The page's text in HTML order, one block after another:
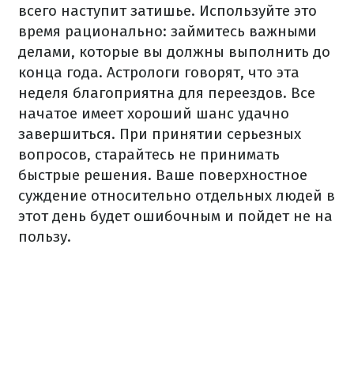
всего наступит затишье. Используйте это
время рационально: займитесь важными
делами, которые вы должны выполнить до
конца года. Астрологи говорят, что эта
неделя благоприятна для переездов. Все
начатое имеет хороший шанс удачно
завершиться. При принятии серьезных
вопросов, старайтесь не принимать
быстрые решения. Ваше поверхностное
суждение относительно отдельных людей в
этот день будет ошибочным и пойдет не на
пользу.